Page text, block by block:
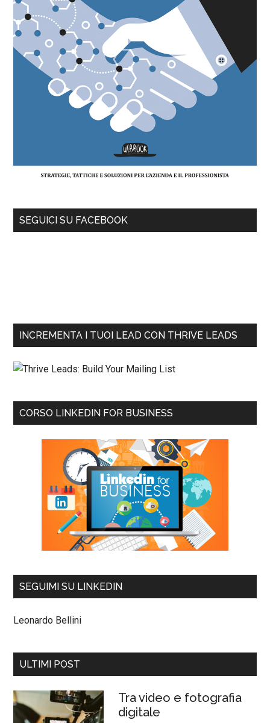
SEGUICI SU FACEBOOK
INCREMENTA I TUOI LEAD CON THRIVE LEADS
CORSO LINKEDIN FOR BUSINESS
SEGUIMI SU LINKEDIN
Leonardo Bellini
ULTIMI POST
Tra video e fotografia
digitale